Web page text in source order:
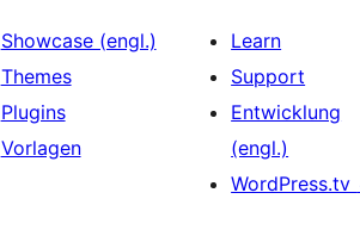
Showcase (engl.)
Themes
Plugins
Vorlagen
Learn
Support
Entwicklung
(engl.)
WordPress.tv